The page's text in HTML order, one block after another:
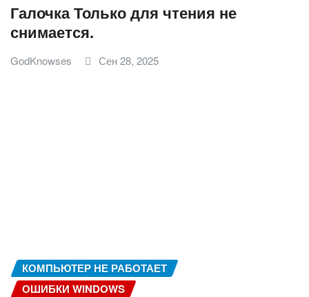
Галочка Только для чтения не
снимается.
GodKnowses Сен 28, 2025
КОМПЬЮТЕР НЕ РАБОТАЕТ
ОШИБКИ WINDOWS